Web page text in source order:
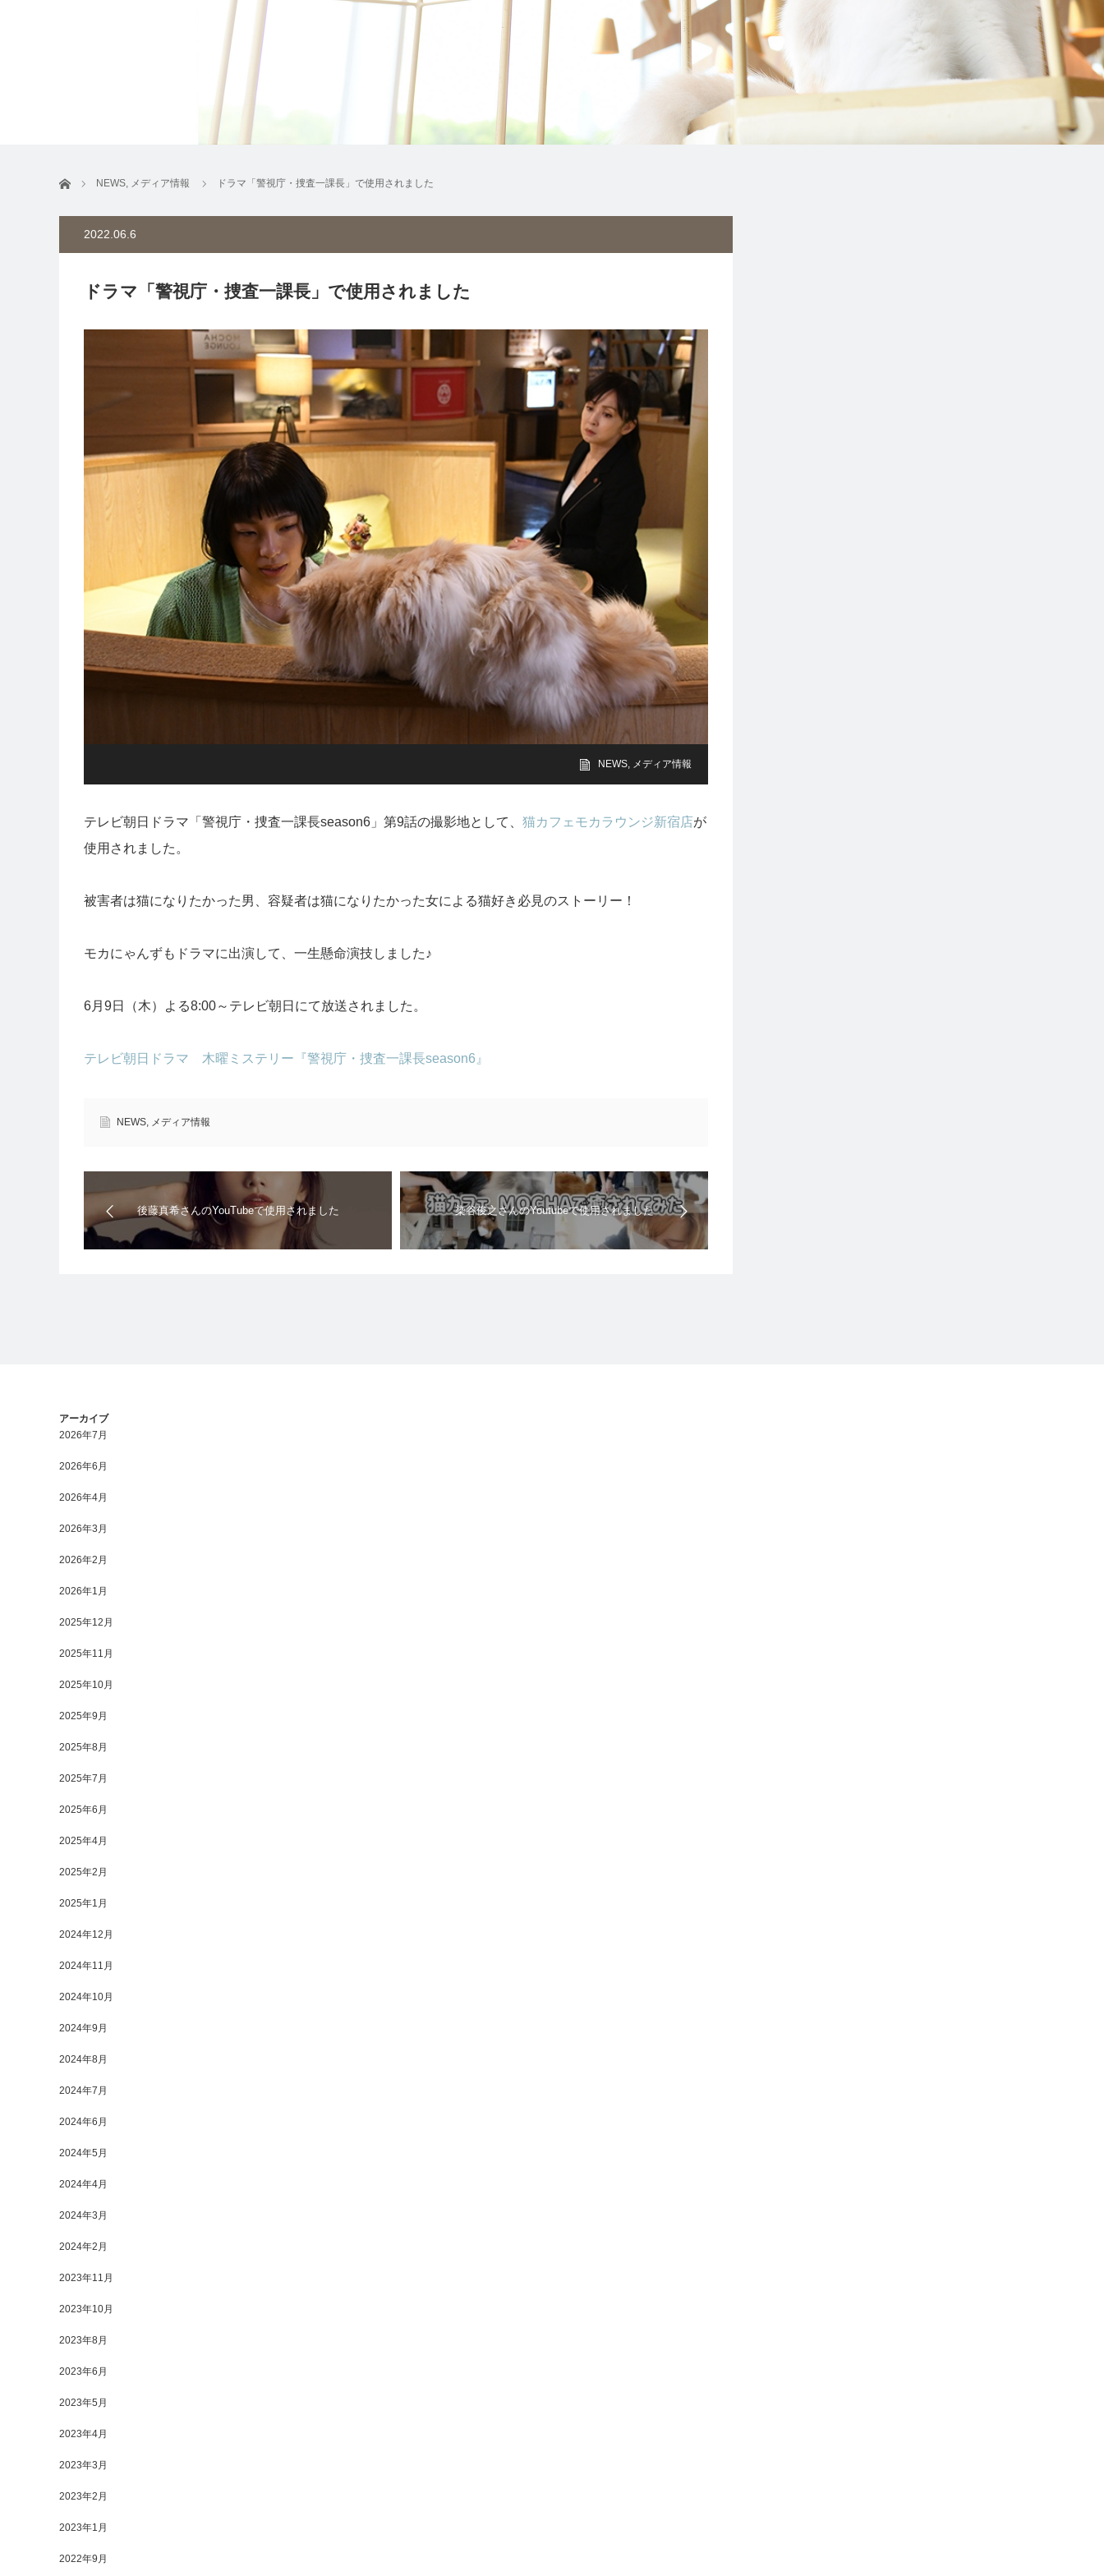
ホーム NEWS, メディア情報 ドラマ「警視庁・捜査一課長」で使用されました
2022.06.6
ドラマ「警視庁・捜査一課長」で使用されました
NEWS, メディア情報
テレビ朝日ドラマ「警視庁・捜査一課長season6」第9話の撮影地として、 猫カフェモカラウンジ新宿店が
使用されました。
被害者は猫になりたかった男、容疑者は猫になりたかった女による猫好き必見のストーリー！
モカにゃんずもドラマに出演して、一生懸命演技しました♪
6月9日（木）よる8:00～テレビ朝日にて放送されました。
テレビ朝日ドラマ 木曜ミステリー『警視庁・捜査一課長season6』
NEWS, メディア情報
後藤真希さんのYouTubeで使用されました 染谷俊之さんのYoutubeで使用されました
アーカイブ
2026年7月
2026年6月
2026年4月
2026年3月
2026年2月
2026年1月
2025年12月
2025年11月
2025年10月
2025年9月
2025年8月
2025年7月
2025年6月
2025年4月
2025年2月
2025年1月
2024年12月
2024年11月
2024年10月
2024年9月
2024年8月
2024年7月
2024年6月
2024年5月
2024年4月
2024年3月
2024年2月
2023年11月
2023年10月
2023年8月
2023年6月
2023年5月
2023年4月
2023年3月
2023年2月
2023年1月
2022年9月